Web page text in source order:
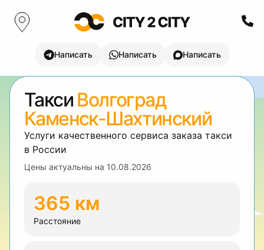
Написать Написать Написать
Такси Волгоград
Каменск-Шахтинский
Услуги качественного сервиса заказа такси
в России
Цены актуальны на 10.08.2026
365 км
Расстояние